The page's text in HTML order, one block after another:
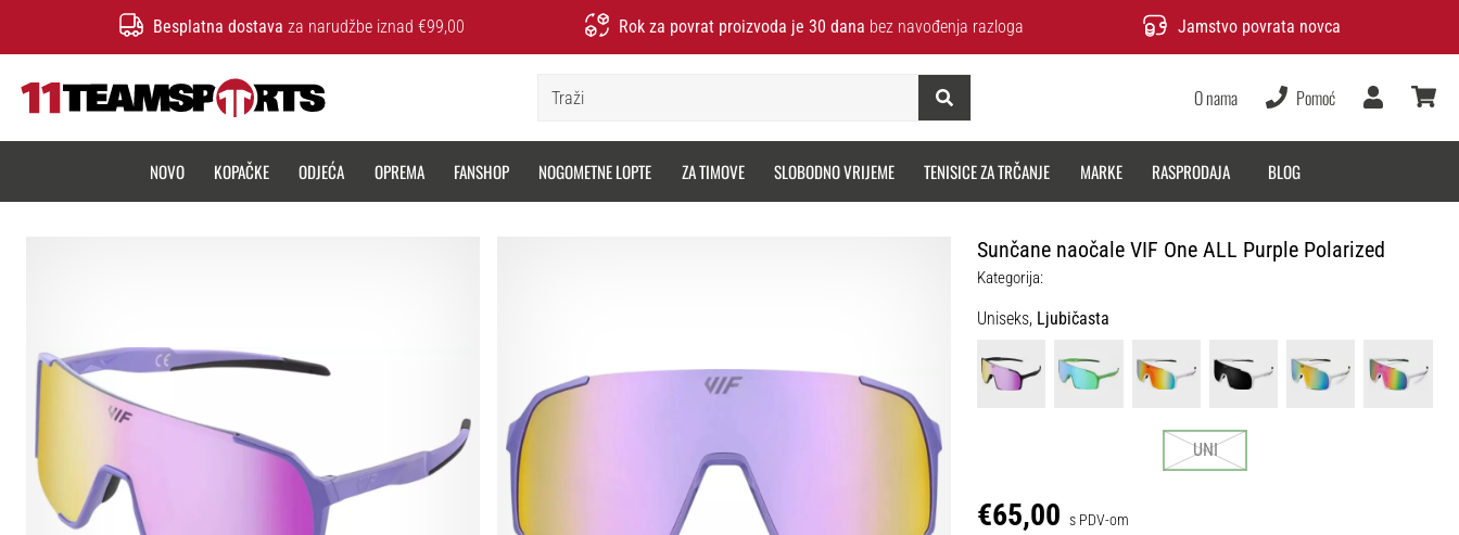
Besplatna dostava za narudžbe iznad €99,00 Rok za povrat proizvoda je 30 dana bez navođenja razloga Jamstvo povrata novca
O nama Pomoć
Korisnik
NOVO KOPAČKE ODJEĆA OPREMA FANSHOP NOGOMETNE LOPTE ZA TIMOVE SLOBODNO VRIJEME TENISICE ZA TRČANJE MARKE RASPRODAJA BLOG
Sunčane naočale VIF One ALL Purple Polarized
Kategorija:
Uniseks, Ljubičasta
UNI
€65,00 s PDV-om